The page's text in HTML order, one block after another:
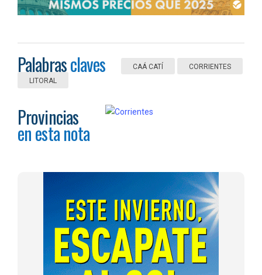
Palabrasclaves CAÁ CATÍ
CORRIENTES
LITORAL
Provincias
en esta nota